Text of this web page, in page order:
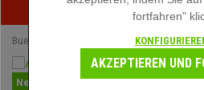
Buerostuhlpro Hocker
Neuheit
fortfahren"
AKZEPTIEREN UND